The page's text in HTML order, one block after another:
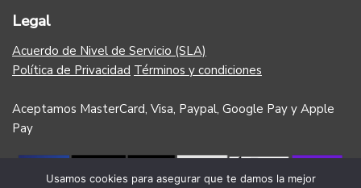
Legal
Acuerdo de Nivel de Servicio (SLA)
Política de Privacidad Términos y condiciones
Aceptamos MasterCard, Visa, Paypal, Google Pay y Apple
Pay
Usamos cookies para asegurar que te damos la mejor